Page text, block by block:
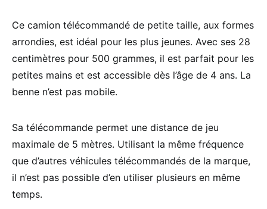
Ce camion télécommandé de petite taille, aux formes
arrondies, est idéal pour les plus jeunes. Avec ses 28
centimètres pour 500 grammes, il est parfait pour les
petites mains et est accessible dès l’âge de 4 ans. La
benne n’est pas mobile.
Sa télécommande permet une distance de jeu
maximale de 5 mètres. Utilisant la même fréquence
que d’autres véhicules télécommandés de la marque,
il n’est pas possible d’en utiliser plusieurs en même
temps.